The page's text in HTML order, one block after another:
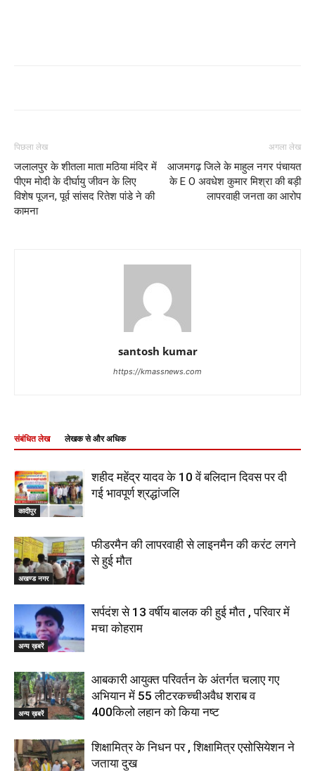
पिछला लेख
जलालपुर के शीतला माता मठिया मंदिर में
पीएम मोदी के दीर्घायु जीवन के लिए
विशेष पूजन, पूर्व सांसद रितेश पांडे ने की
कामना
अगला लेख
आजमगढ़ जिले के माहुल नगर पंचायत
के E O अवधेश कुमार मिश्रा की बड़ी
लापरवाही जनता का आरोप
santosh kumar
https://kmassnews.com
संबंधित लेख लेखक से और अधिक
कादीपुर
शहीद महेंद्र यादव के 10 वें बलिदान दिवस पर दी
गई भावपूर्ण श्रद्धांजलि
अखण्ड नगर
फीडरमैन की लापरवाही से लाइनमैन की करंट लगने
से हुई मौत
अन्य ख़बरें
सर्पदंश से 13 वर्षीय बालक की हुई मौत , परिवार में
मचा कोहराम
अन्य ख़बरें
आबकारी आयुक्त परिवर्तन के अंतर्गत चलाए गए
अभियान में 55 लीटरकच्चीअवैध शराब व
400किलो लहान को किया नष्ट
शिक्षामित्र के निधन पर , शिक्षामित्र एसोसियेशन ने
जताया दुख